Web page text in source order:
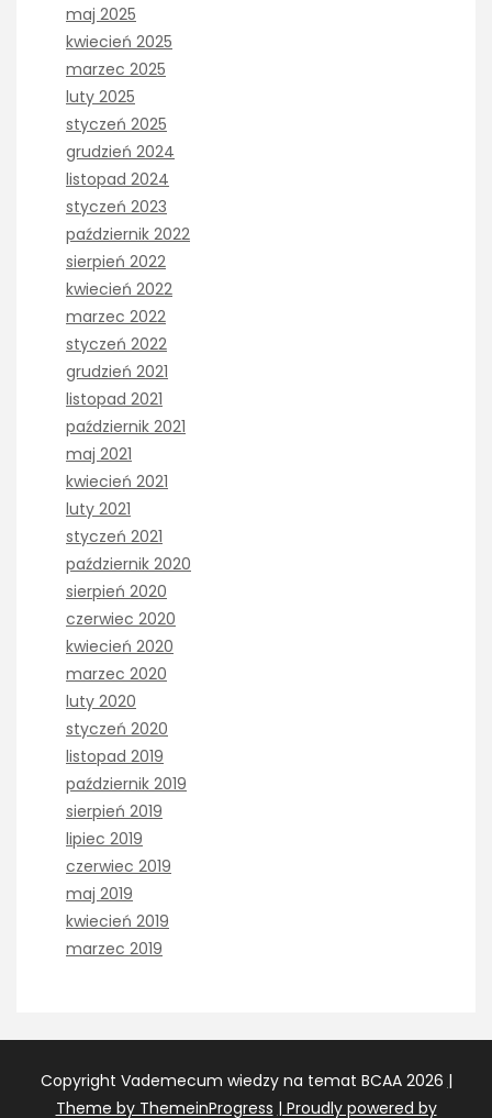
maj 2025
kwiecień 2025
marzec 2025
luty 2025
styczeń 2025
grudzień 2024
listopad 2024
styczeń 2023
październik 2022
sierpień 2022
kwiecień 2022
marzec 2022
styczeń 2022
grudzień 2021
listopad 2021
październik 2021
maj 2021
kwiecień 2021
luty 2021
styczeń 2021
październik 2020
sierpień 2020
czerwiec 2020
kwiecień 2020
marzec 2020
luty 2020
styczeń 2020
listopad 2019
październik 2019
sierpień 2019
lipiec 2019
czerwiec 2019
maj 2019
kwiecień 2019
marzec 2019
Copyright Vademecum wiedzy na temat BCAA 2026 |
Theme by ThemeinProgress | Proudly powered by